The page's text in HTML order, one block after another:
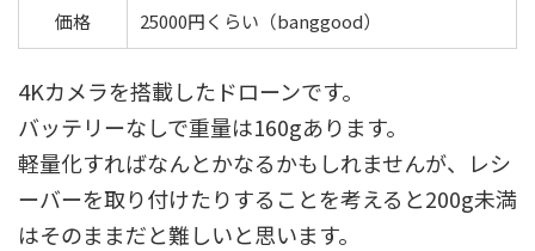
価格 25000円くらい（banggood）
4Kカメラを搭載したドローンです。
バッテリーなしで重量は160gあります。
軽量化すればなんとかなるかもしれませんが、レシ
ーバーを取り付けたりすることを考えると200g未満
はそのままだと難しいと思います。